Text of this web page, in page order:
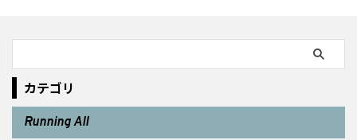
カテゴリ
Running All